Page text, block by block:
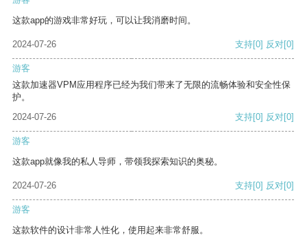
这款app的游戏非常好玩，可以让我消磨时间。
2024-07-26 支持[0] 反对[0]
游客
这款加速器VPM应用程序已经为我们带来了无限的流畅体验和安全性保
护。
2024-07-26
支持[0] 反对[0]
游客
这款app就像我的私人导师，带领我探索知识的奥秘。
2024-07-26 支持[0] 反对[0]
游客
这款软件的设计非常人性化，使用起来非常舒服。